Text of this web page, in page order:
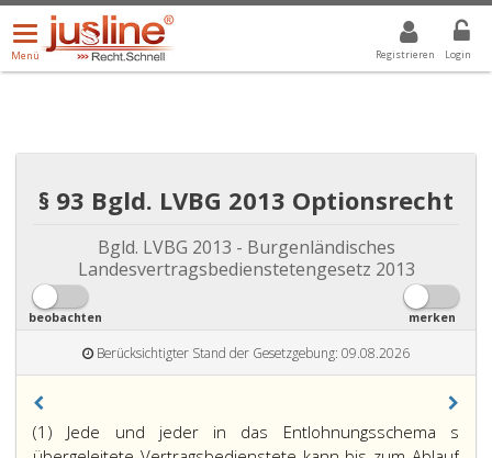
Registrieren Login
Menü
öffnen/schließen
Menü
ALLE DROPDOWN: GEWÄHLTER WERT IST ALLE
§ 93 Bgld. LVBG 2013 Optionsrecht
Bgld. LVBG 2013 - Burgenländisches
Landesvertragsbedienstetengesetz 2013
beobachten merken
Berücksichtigter Stand der Gesetzgebung: 09.08.2026
(1) Jede und jeder in das Entlohnungsschema s